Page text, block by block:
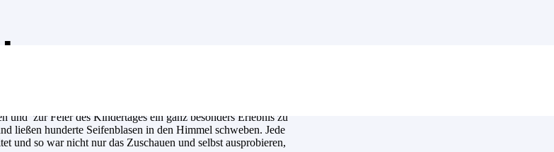
und zur Feier des Kindertages ein ganz besonders Erlebnis zu
ließen hunderte Seifenblasen in den Himmel schweben. Jede
und so war nicht nur das Zuschauen und selbst ausprobieren,